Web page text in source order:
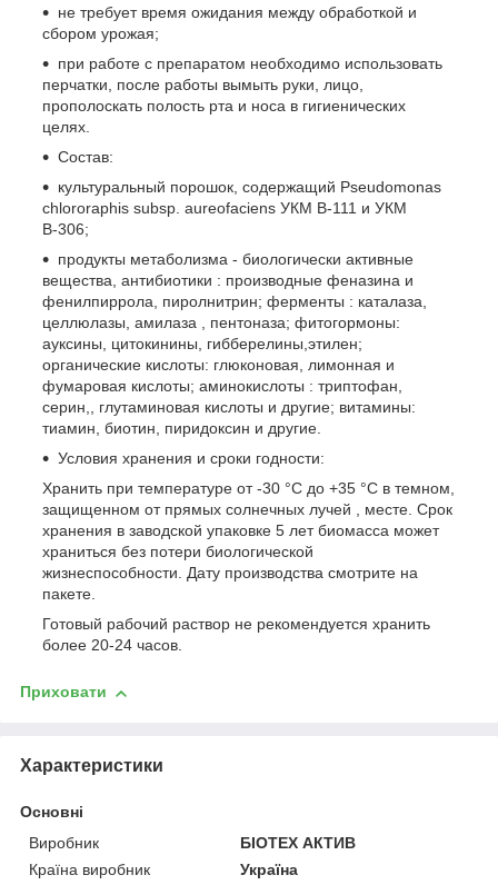
не требует время ожидания между обработкой и
сбором урожая;
при работе с препаратом необходимо использовать
перчатки, после работы вымыть руки, лицо,
прополоскать полость рта и носа в гигиенических
целях.
Состав:
культуральный порошок, содержащий Pseudomonas
chlororaphis subsp. aureofaciens УКМ В-111 и УКМ
В-306;
продукты метаболизма - биологически активные
вещества, антибиотики : производные феназина и
фенилпиррола, пиролнитрин; ферменты : каталаза,
целлюлазы, амилаза , пентоназа; фитогормоны:
ауксины, цитокинины, гибберелины,этилен;
органические кислоты: глюконовая, лимонная и
фумаровая кислоты; аминокислоты : триптофан,
серин,, глутаминовая кислоты и другие; витамины:
тиамин, биотин, пиридоксин и другие.
Условия хранения и сроки годности:
Хранить при температуре от -30 °С до +35 °С в темном,
защищенном от прямых солнечных лучей , месте. Срок
хранения в заводской упаковке 5 лет биомасса может
храниться без потери биологической
жизнеспособности. Дату производства смотрите на
пакете.
Готовый рабочий раствор не рекомендуется хранить
более 20-24 часов.
Приховати
Характеристики
Основні
Виробник
БІОТЕХ АКТИВ
Країна виробник
Україна